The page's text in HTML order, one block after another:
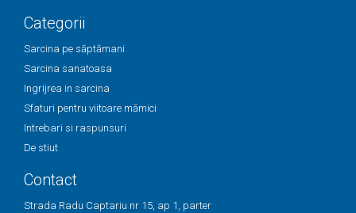
Categorii
Sarcina pe săptămani
Sarcina sanatoasa
Ingrijrea in sarcina
Sfaturi pentru viitoare mămici
Intrebari si raspunsuri
De stiut
Contact
Strada Radu Captariu nr 15, ap 1, parter